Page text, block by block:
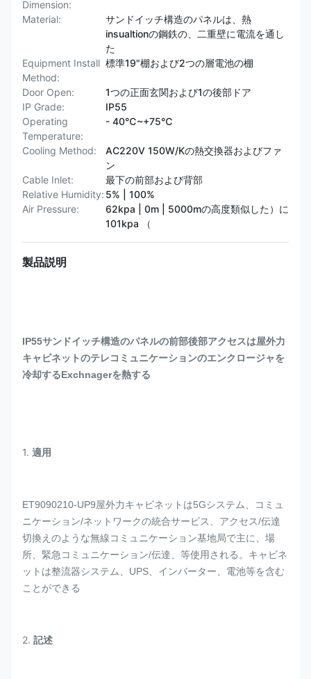
Dimension:
Material:
サンドイッチ構造のパネルは、熱
insualtionの鋼鉄の、二重壁に電流を通し
た
Equipment Install
Method:
標準19"棚および2つの層電池の棚
Door Open:
1つの正面玄関および1の後部ドア
IP Grade:
IP55
Operating
Temperature:
- 40℃~+75℃
Cooling Method:
AC220V 150W/Kの熱交換器およびファ
ン
Cable Inlet:
最下の前部および背部
Relative Humidity: 5% | 100%
Air Pressure:
62kpa | 0m | 5000mの高度類似した）に
101kpa （
製品説明
IP55サンドイッチ構造のパネルの前部後部アクセスは屋外力
キャビネットのテレコミュニケーションのエンクロージャを
冷却するExchnagerを熱する
1. 適用
ET9090210-UP9屋外力キャビネットは5Gシステム、コミュ
ニケーション/ネットワークの統合サービス、アクセス/伝達
切換えのような無線コミュニケーション基地局で主に、場
所、緊急コミュニケーション/伝達、等使用される。キャビネ
ットは整流器システム、UPS、インバーター、電池等を含む
ことができる
2. 記述